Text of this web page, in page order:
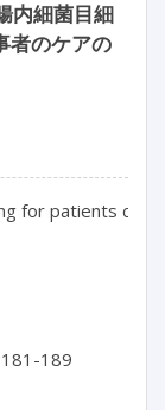
内細菌目細
者のケアの
for patients
189